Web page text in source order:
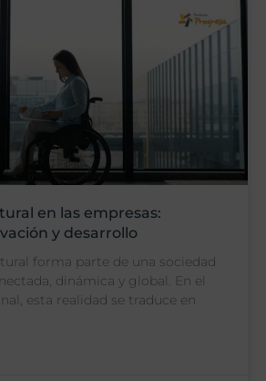
en las empresas:
y desarrollo
forma parte de una sociedad
dinámica y global. En el
esta realidad se traduce en